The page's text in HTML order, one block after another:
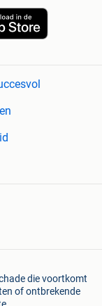
die voortkomt
of ontbrekende